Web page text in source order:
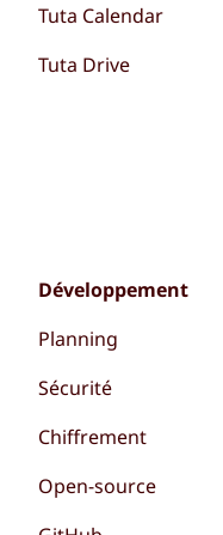
Tuta Calendar
Tuta Drive
Développement
Planning
Sécurité
Chiffrement
Open-source